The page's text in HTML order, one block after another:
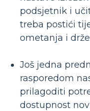
podsjetnik i
treba postići
ometanja i
Još jedna
rasporedom
prilagoditi
dostupnost